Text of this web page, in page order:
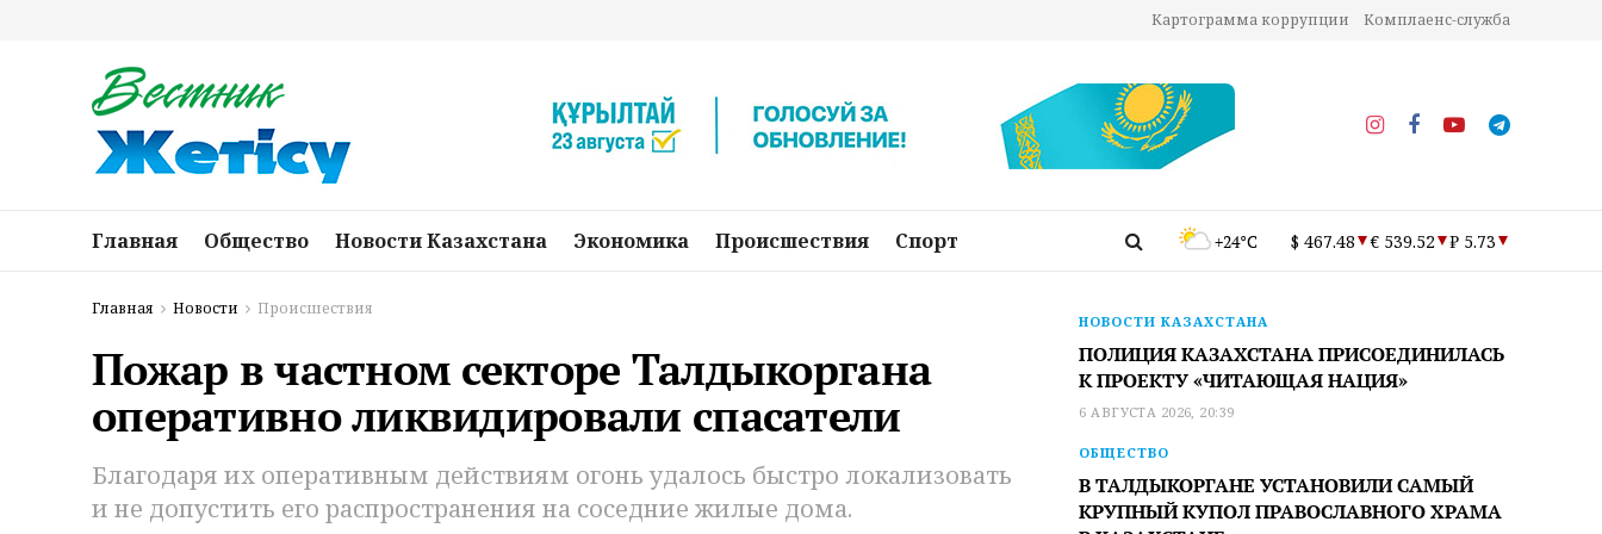
Картограмма коррупции Комплаенс-служба
Главная Общество Новости Казахстана Экономика Происшествия Спорт +24°C $ 467.48 € 539.52 ₽ 5.73
Главная Новости Происшествия
Пожар в частном секторе Талдыкоргана
оперативно ликвидировали спасатели
Благодаря их оперативным действиям огонь удалось быстро локализовать
и не допустить его распространения на соседние жилые дома.
НОВОСТИ КАЗАХСТАНА
ПОЛИЦИЯ КАЗАХСТАНА ПРИСОЕДИНИЛАСЬ
К ПРОЕКТУ «ЧИТАЮЩАЯ НАЦИЯ»
6 АВГУСТА 2026, 20:39
ОБЩЕСТВО
В ТАЛДЫКОРГАНЕ УСТАНОВИЛИ САМЫЙ
КРУПНЫЙ КУПОЛ ПРАВОСЛАВНОГО ХРАМА